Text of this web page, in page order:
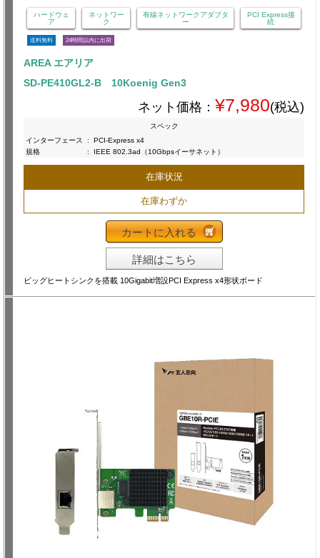
ハードウェ
ア
ネットワー
ク
有線ネットワークアダプタ
ー
PCI Express接
続
送料無料 24時間以内に出荷
AREA エアリア
SD-PE410GL2-B 10Koenig Gen3
ネット価格： ¥7,980(税込)
スペック
インターフェース
:
PCI-Express x4
規格
: IEEE 802.3ad（10Gbpsイーサネット）
在庫状況
在庫わずか
カートに入れる
詳細はこちら
ビッグヒートシンクを搭載 10Gigabit増設PCI Express x4形状ボード